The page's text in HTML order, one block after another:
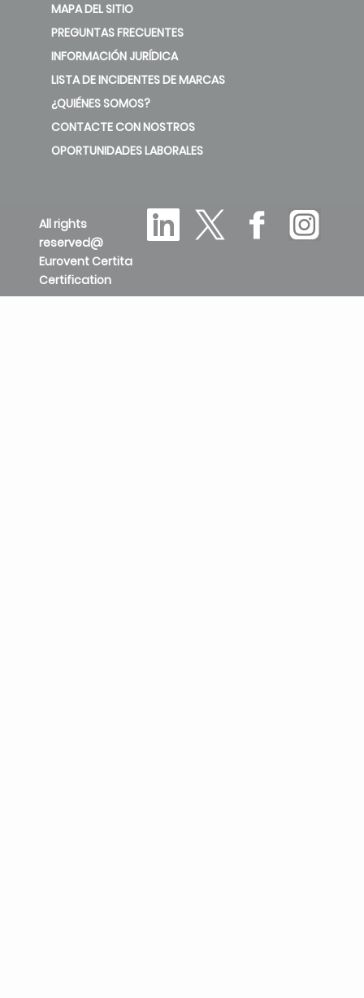
MAPA DEL SITIO
PREGUNTAS FRECUENTES
INFORMACIÓN JURÍDICA
LISTA DE INCIDENTES DE MARCAS
¿QUIÉNES SOMOS?
CONTACTE CON NOSTROS
OPORTUNIDADES LABORALES
All rights
reserved@
Eurovent Certita
Certification